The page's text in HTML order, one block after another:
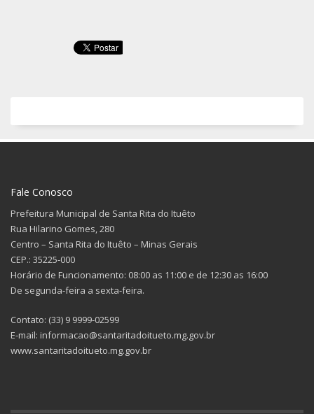
Fale Conosco
Prefeitura Municipal de Santa Rita do Ituêto
Rua Hilarino Gomes, 280
Centro – Santa Rita do Ituêto – Minas Gerais
CEP.: 35225-000
Horário de Funcionamento: 08:00 as 11:00 e de 12:30 as 16:00
De segunda-feira a sexta-feira.
Contato: (33) 9 9999-02599
E-mail: informacao@santaritadoitueto.mg.gov.br
www.santaritadoitueto.mg.gov.br